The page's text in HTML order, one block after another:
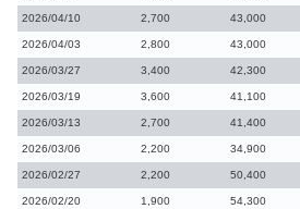
2026/04/10 2,700 43,000
2026/04/03 2,800 43,000
2026/03/27 3,400 42,300
2026/03/19 3,600 41,100
2026/03/13 2,700 41,400
2026/03/06 2,200 34,900
2026/02/27 2,200 50,400
2026/02/20 1,900 54,300